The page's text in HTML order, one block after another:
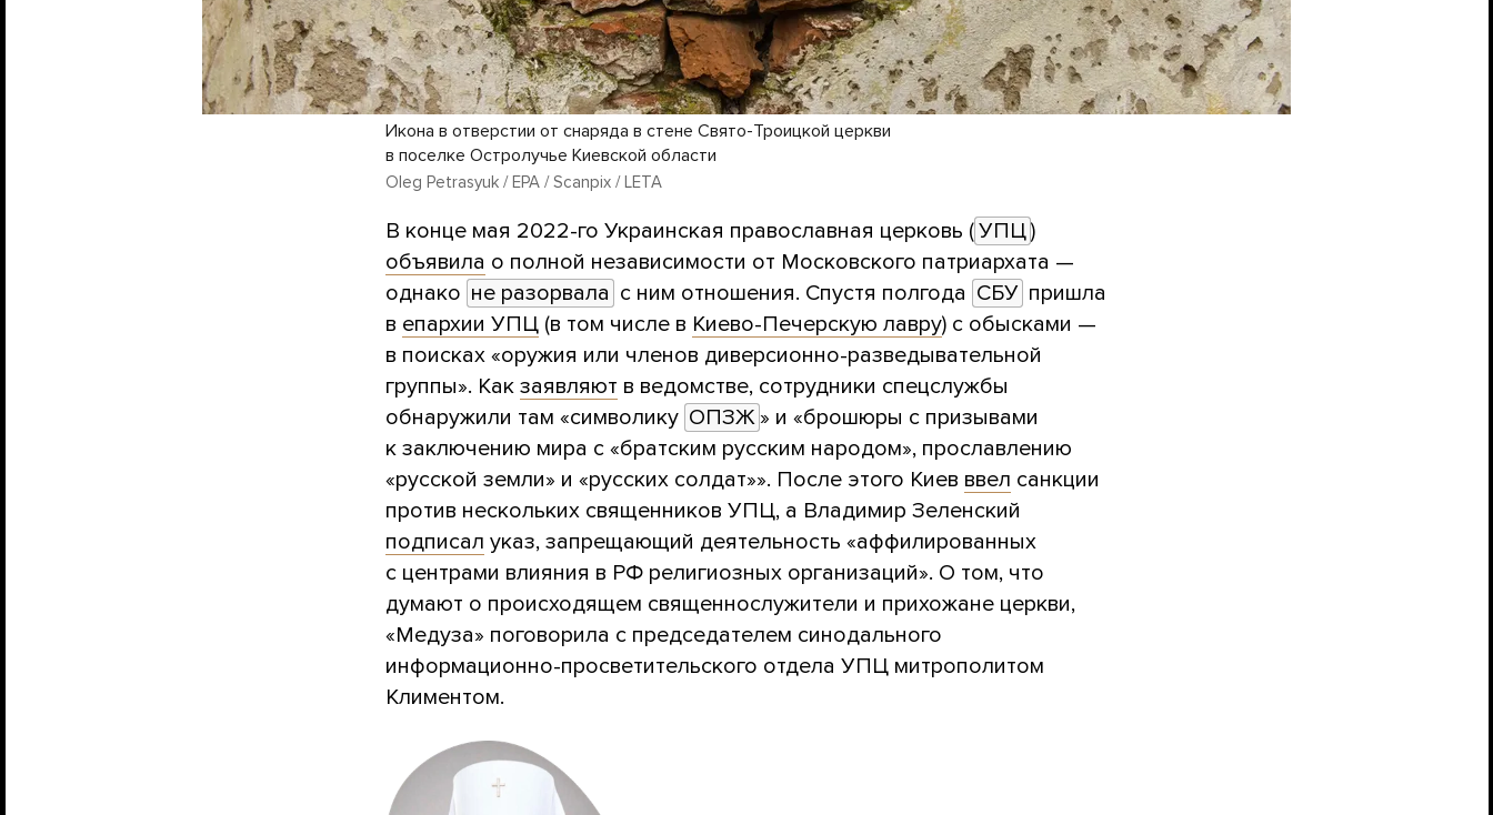
Икона в отверстии от снаряда в стене Свято-Троицкой церкви
в поселке Остролучье Киевской области
Oleg Petrasyuk / EPA / Scanpix / LETA
В конце мая 2022-го Украинская православная церковь (УПЦ)
объявила о полной независимости от Московского патриархата —
однако не разорвала с ним отношения. Спустя полгода СБУ пришла
в епархии УПЦ (в том числе в Киево-Печерскую лавру) с обысками —
в поисках «оружия или членов диверсионно-разведывательной
группы». Как заявляют в ведомстве, сотрудники спецслужбы
обнаружили там «символику ОПЗЖ » и «брошюры с призывами
к заключению мира с «братским русским народом», прославлению
«русской земли» и «русских солдат»». После этого Киев ввел санкции
против нескольких священников УПЦ, а Владимир Зеленский
подписал указ, запрещающий деятельность «аффилированных
с центрами влияния в РФ религиозных организаций». О том, что
думают о происходящем священнослужители и прихожане церкви,
«Медуза» поговорила с председателем синодального
информационно-просветительского отдела УПЦ митрополитом
Климентом.